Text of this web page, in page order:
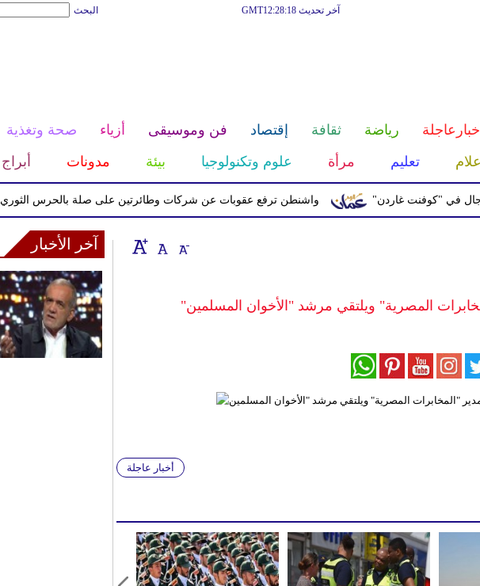
البحث آخر تحديث GMT12:28:18
أخبارعاجلة رياضة ثقافة إقتصاد فن وموسيقى أزياء صحة وتغذية
إعلام تعليم مرأة علوم وتكنولوجيا بيئة مدونات أبراج
واشنطن ترفع عقوبات عن شركات وطائرتين على صلة بالحرس الثوري الإيراني "كوفنت غاردن"
المصرية" ويلتقي مرشد "الأخوان المسلمين"
أخبار عاجلة
آخر الأخبار